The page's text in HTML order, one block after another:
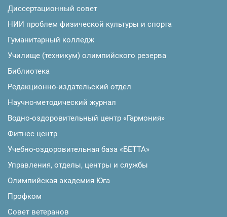
Диссертационный совет
НИИ проблем физической культуры и спорта
Гуманитарный колледж
Училище (техникум) олимпийского резерва
Библиотека
Редакционно-издательский отдел
Научно-методический журнал
Водно-оздоровительный центр «Гармония»
Фитнес центр
Учебно-оздоровительная база «БЕТТА»
Управления, отделы, центры и службы
Олимпийская академия Юга
Профком
Совет ветеранов